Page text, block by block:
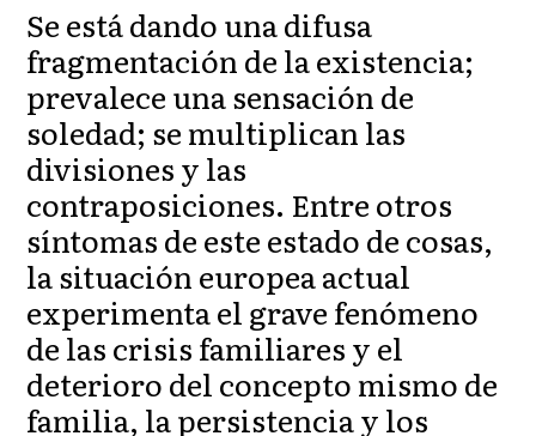
Se está dando una difusa
fragmentación de la existencia;
prevalece una sensación de
soledad; se multiplican las
divisiones y las
contraposiciones. Entre otros
síntomas de este estado de cosas,
la situación europea actual
experimenta el grave fenómeno
de las crisis familiares y el
deterioro del concepto mismo de
familia, la persistencia y los